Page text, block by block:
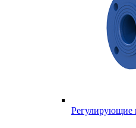
Регулирующие